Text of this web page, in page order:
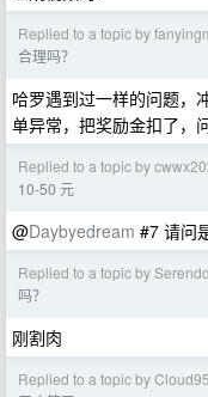
Replied to a topic by
合理吗？
哈罗遇到过一样的问题，
单异常，把奖励金扣了，
Replied to a topic by
10-50 元
@Daybyedream #7 请问
Replied to a topic by
吗？
刚割肉
Replied to a topic by